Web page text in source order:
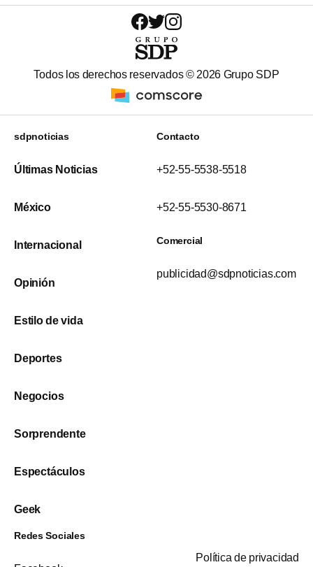
Todos los derechos reservados © 2026 Grupo SDP
sdpnoticias
Últimas Noticias
México
Internacional
Opinión
Estilo de vida
Deportes
Negocios
Sorprendente
Espectáculos
Geek
Contacto
+52-55-5538-5518
+52-55-5530-8671
Comercial
publicidad@sdpnoticias.com
Redes Sociales
Política de privacidad